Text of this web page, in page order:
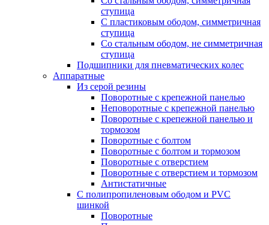
ступица
С пластиковым ободом, симметричная
ступица
Со стальным ободом, не симметричная
ступица
Подшипники для пневматических колес
Аппаратные
Из серой резины
Поворотные с крепежной панелью
Неповоротные с крепежной панелью
Поворотные с крепежной панелью и
тормозом
Поворотные с болтом
Поворотные с болтом и тормозом
Поворотные с отверстием
Поворотные с отверстием и тормозом
Антистатичные
С полипропиленовым ободом и PVC
шинкой
Поворотные